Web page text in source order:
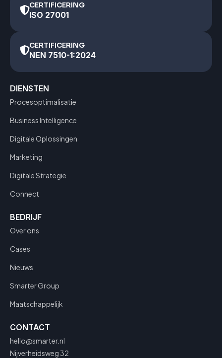
CERTIFICERING
ISO 27001
CERTIFICERING
NEN 7510-1:2024
DIENSTEN
Procesoptimalisatie
Business Intelligence
Digitale Oplossingen
Marketing
Digitale Strategie
Connect
BEDRIJF
Over ons
Cases
Nieuws
Smarter Group
Maatschappelijk
CONTACT
hello@smarter.nl
Nijverheidsweg 32